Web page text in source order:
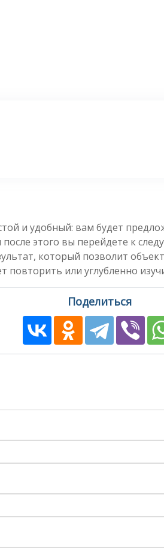
и удобный: вам будет
этого вы перейдете к
который позволит
или углубленно
Поделиться